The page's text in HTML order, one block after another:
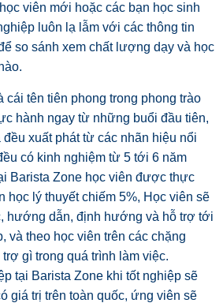
viên mới hoặc các bạn học sinh
luôn lạ lẫm với các thông tin
so sánh xem chất lượng dạy và học
cái tên tiên phong trong phong trào
hành ngay từ những buổi đầu tiên,
xuất phát từ các nhãn hiệu nổi
có kinh nghiệm từ 5 tới 6 năm
Barista Zone học viên được thực
học lý thuyết chiếm 5%, Học viên sẽ
hướng dẫn, định hướng và hỗ trợ tới
và theo học viên trên các chặng
gì trong quá trình làm việc.
tại Barista Zone khi tốt nghiệp sẽ
giá trị trên toàn quốc, ứng viên sẽ